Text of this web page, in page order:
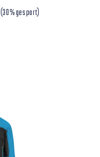
(30% gespart)